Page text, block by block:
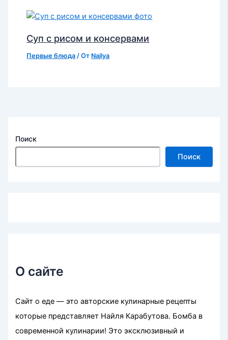
Суп с рисом и консервами
Первые блюда / От Najlya
Поиск
Поиск
О сайте
Сайт о еде — это авторские кулинарные рецепты
которые представляет Найля Карабутова. Бомба в
современной кулинарии! Это эксклюзивный и